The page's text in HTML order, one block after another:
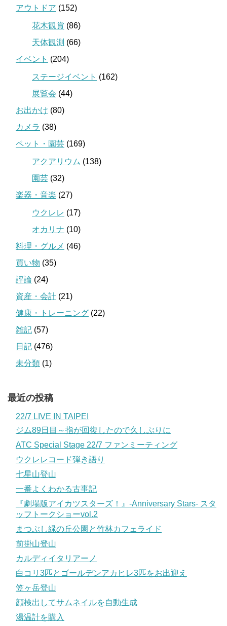
アウトドア (152)
花木観賞 (86)
天体観測 (66)
イベント (204)
ステージイベント (162)
展覧会 (44)
お出かけ (80)
カメラ (38)
ペット・園芸 (169)
アクアリウム (138)
園芸 (32)
楽器・音楽 (27)
ウクレレ (17)
オカリナ (10)
料理・グルメ (46)
買い物 (35)
評論 (24)
資産・会計 (21)
健康・トレーニング (22)
雑記 (57)
日記 (476)
未分類 (1)
最近の投稿
22/7 LIVE IN TAIPEI
ジム89日目～指が回復したので久しぶりに
ATC Special Stage 22/7 ファンミーティング
ウクレレコード弾き語り
七星山登山
一番よくわかる古事記
『劇場版アイカツスターズ！』-Anniversary Stars- スタ
ッフトークショーvol.2
まつぶし緑の丘公園と竹林カフェライド
前掛山登山
カルディイタリアーノ
白コリ3匹とゴールデンアカヒレ3匹をお出迎え
笠ヶ岳登山
顔検出してサムネイルを自動生成
湯温計を購入